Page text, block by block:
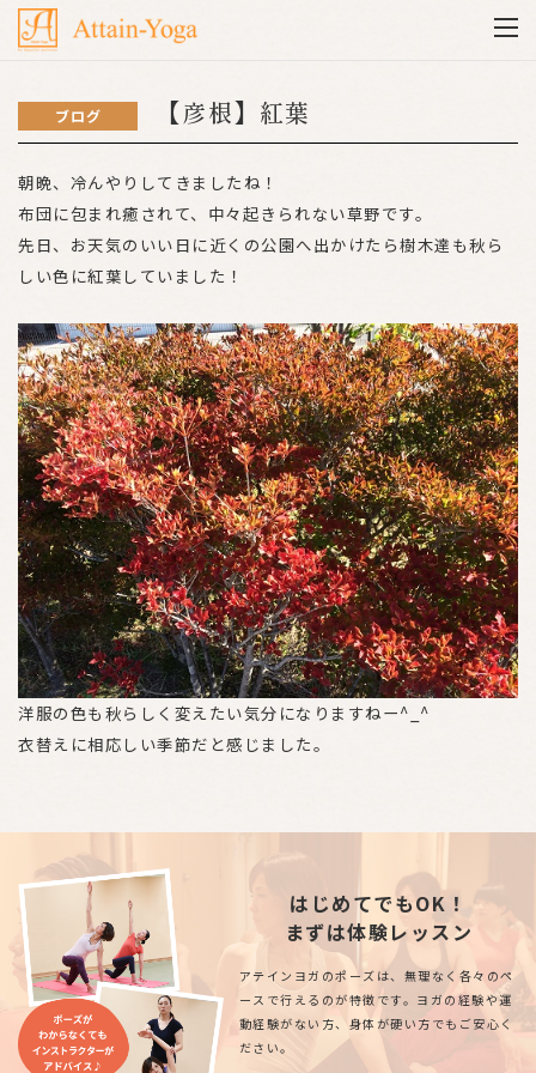
ブログ 【彦根】紅葉
朝晩、冷んやりしてきましたね！
布団に包まれ癒されて、中々起きられない草野です。
先日、お天気のいい日に近くの公園へ出かけたら樹木達も秋ら
しい色に紅葉していました！
洋服の色も秋らしく変えたい気分になりますねー^_^
衣替えに相応しい季節だと感じました。
はじめてでもOK！
まずは体験レッスン
アテインヨガのポーズは、無理なく各々のペ
ースで行えるのが特徴です。ヨガの経験や運
動経験がない方、身体が硬い方でもご安心く
ださい。